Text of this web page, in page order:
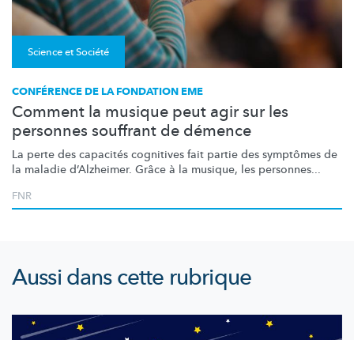
Science et Société
CONFÉRENCE DE LA FONDATION EME
Comment la musique peut agir sur les
personnes souffrant de démence
La perte des capacités cognitives fait partie des symptômes de
la maladie d’Alzheimer. Grâce à la musique, les personnes...
FNR
Aussi dans cette rubrique